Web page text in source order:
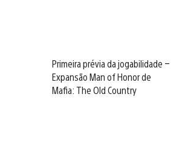
Primeira prévia da jogabilidade –
Expansão Man of Honor de
Mafia: The Old Country